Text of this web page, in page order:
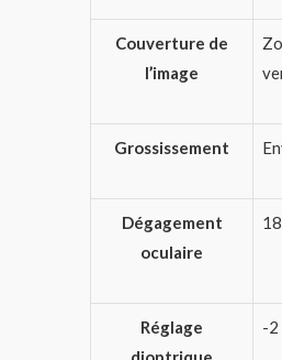
Couverture de
l’image
Grossissement
Dégagement
oculaire
Réglage
-2